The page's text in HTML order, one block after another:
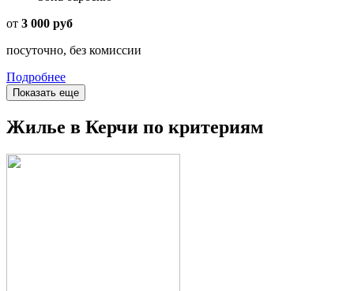
от 3 000 руб
посуточно, без комиссии
Подробнее
Показать еще
Жилье в Керчи по критериям